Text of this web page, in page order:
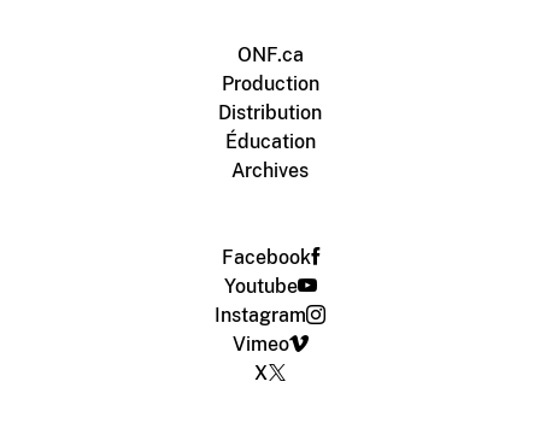
ONF.ca
Production
Distribution
Éducation
Archives
Facebook
Youtube
Instagram
Vimeo
X